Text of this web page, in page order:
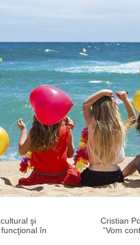
şi
în
Cristian
“Vom